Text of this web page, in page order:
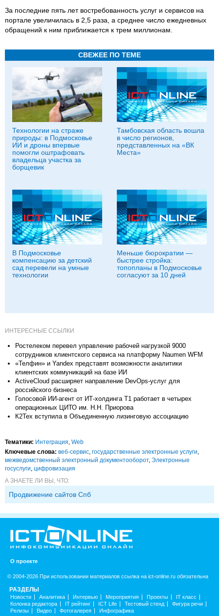
За последние пять лет востребованность услуг и сервисов на
портале увеличилась в 2,5 раза, а среднее число ежедневных
обращений к ним приближается к трем миллионам.
СВЕЖЕЕ ПО ТЕМЕ
Технологии на страже
природы: в Подмосковье
ИИ и дроны впервые
помогли оштрафовать
владельца участка за
борщевик
Тамбовская область вошла
в число регионов,
представленных на «ВК
Места»
В Подмосковье
компенсацию за детский
сад перевели на умные
технологии
Меньше бюрократии —
быстрее стройка:
топопланы в Подмосковье
согласуют за 10 дней
ИНТЕРЕСНЫЕ ССЫЛКИ
Ростелеком перевел управление рабочей нагрузкой 9000
сотрудников клиентского сервиса на платформу Naumen WFM
«Телфин» и Yandex представят возможности аналитики
клиентских коммуникаций на базе ИИ
ActiveCloud расширяет направление DevOps-услуг для
российского бизнеса
Голосовой ИИ-агент от ИТ-холдинга Т1 работает в четырех
операционных ЦИТО им. Н.Н. Приорова
К2Тех вступила в Объединенную лизинговую ассоциацию
Тематики: Интеграция Web
Ключевые слова: веб-сервис государственные электронные услуги
межведомственный электронный документооборот, Электронные
госуслуги цифровизация
А ЗНАЕТЕ ЛИ ВЫ, ЧТО:
Продвижение сайтов Спб
О проекте
© 2004-2026 При использовании материалов ссылка на ict-online.ru обязательна
РАЗДЕЛЫ
Новости Аналитика Интервью Мероприятия Проекты
IT класс
Колонка редактора
IT рейтинг ICT Life Тестовый стенд
Фигура речи
Релизы
Видео Фотогалерея Инфографика